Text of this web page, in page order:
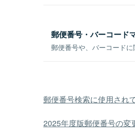
郵便番号・バーコード
郵便番号や、バーコードに
郵便番号検索に使用され
2025年度版郵便番号の変